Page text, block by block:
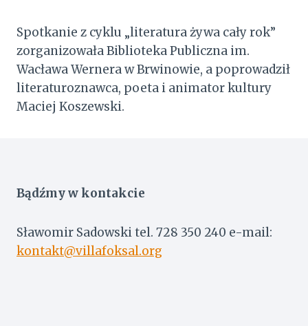
Spotkanie z cyklu „literatura żywa cały rok”
zorganizowała Biblioteka Publiczna im.
Wacława Wernera w Brwinowie, a poprowadził
literaturoznawca, poeta i animator kultury
Maciej Koszewski.
Bądźmy w kontakcie
Sławomir Sadowski tel. 728 350 240 e-mail:
kontakt@villafoksal.org